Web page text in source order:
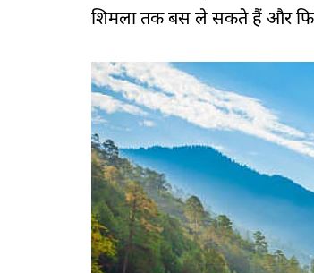
शिमला तक बस ले सकते हैं और